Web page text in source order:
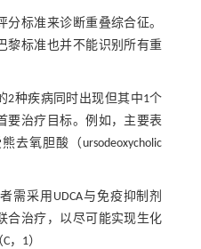
分标准来诊断重叠综合征。
黎标准也并不能识别所有重
2种疾病同时出现但其中1个
要治疗目标。例如，主要表
去氧胆酸（ursodeoxycholic
需采用UDCA与免疫抑制剂
合治疗，以尽可能实现生化
，1）